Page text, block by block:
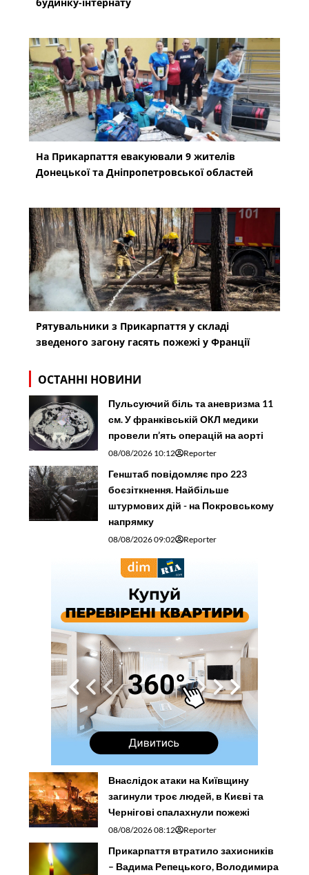
На Прикарпаття евакуювали 9 жителів
Донецької та Дніпропетровської областей
Рятувальники з Прикарпаття у складі
зведеного загону гасять пожежі у Франції
ОСТАННІ НОВИНИ
Пульсуючий біль та аневризма 11
см. У франківській ОКЛ медики
провели п’ять операцій на аорті
08/08/2026 10:12 Reporter
Генштаб повідомляє про 223
боєзіткнення. Найбільше
штурмових дій - на Покровському
напрямку
08/08/2026 09:02 Reporter
Внаслідок атаки на Київщину
загинули троє людей, в Києві та
Чернігові спалахнули пожежі
08/08/2026 08:12 Reporter
Прикарпаття втратило захисників
– Вадима Репецького, Володимира